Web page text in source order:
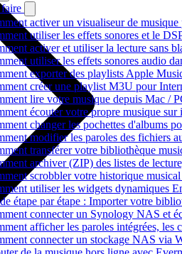
activer un visualiseur de
utiliser les effets sonores et le
activer et utiliser la lecture sans
utiliser les effets sonores audio
exporter des playlists Apple
créer une playlist M3U pour
lire votre musique depuis Mac /
écouter votre propre musique sur
changer les pochettes d'albums
modifier les paroles des fichiers
transférer votre bibliothèque
archiver (ZIP) des listes de
scrobbler votre historique
utiliser les widgets dynamiques
étape par étape : Importer votre
connecter un Synology NAS et
afficher les paroles intégrées,
connecter un stockage NAS via